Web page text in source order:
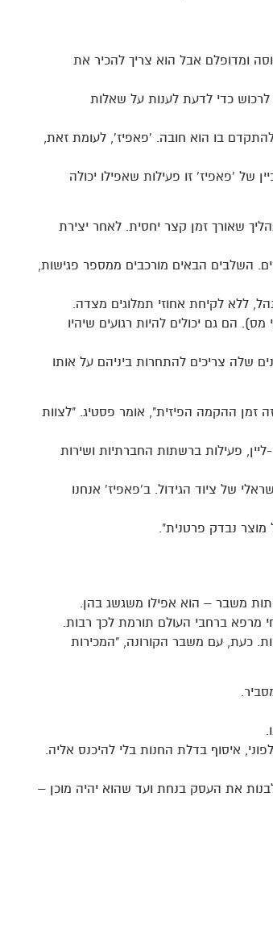
ומדופלם אבל הוא צריך להכיר את
לרכוש כדי לדעת לענות על שאלות
את התחום לעומקו ולהתקדם בו הוא חובה. 'פאפיז', לעומת זאת,
של 'פאפיז' זו פעילות שאפילו יכולה
שאורך זמן קצר יחסית. לאחר יצירת
השלבים הבאים מורכבים ממספר פגישות,
ללא לקיחת אחוזי תמלוגים מצדה.
הם גם יכולים להיות רגועים שיהיו
שלה צריכים להתחרות ביניהם על אותו
זמן ההקמה הפיזית", אומר פסטיג. "לצוות
פעילות ברשתות החברתיות ושירות
הולך לפניו. ב'הידרושופ' אנחנו מוכרים כ-60% מהשוק הישראלי של ציוד הגידול. ב'פאפיז' אנחנו
מוצר נבדק פרטנית".
משבר – הוא אפילו משגשג בהן.
מרפא ברחבי העולם תורמת לכך רבות.
כעת, עם משבר הקורונה, "המכירות
איסוף בדלת החנות בלי להיכנס אליה.
את העסק בנחת ועד שהוא יהיה מוכן –